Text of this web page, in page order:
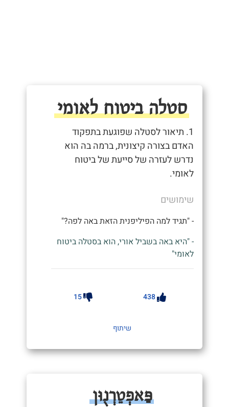
סטלה ביטוח לאומי
1. תיאור לסטלה שפוגעת בתפקוד
האדם בצורה קיצונית, ברמה בה הוא
נדרש לעזרה של סייעת של ביטוח
לאומי.
שימושים
- "תגיד למה הפיליפנית הזאת באה לפה?"
- "היא באה בשביל אורי, הוא בסטלה ביטוח
לאומי"
438
15
שיתוף
פַּאפְטֵרְנֻוּן